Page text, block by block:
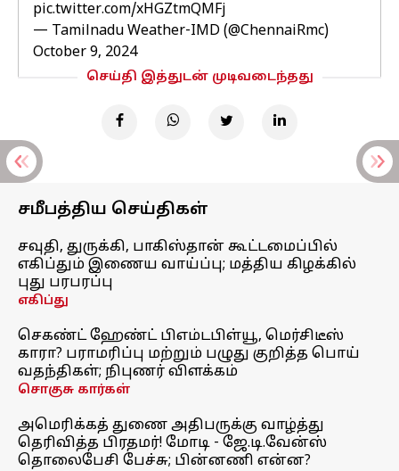
pic.twitter.com/xHGZtmQMFj
— Tamilnadu Weather-IMD (@ChennaiRmc)
October 9, 2024
செய்தி இத்துடன் முடிவடைந்தது
சமீபத்திய செய்திகள்
சவுதி, துருக்கி, பாகிஸ்தான் கூட்டமைப்பில்
எகிப்தும் இணைய வாய்ப்பு; மத்திய கிழக்கில்
புது பரபரப்பு
எகிப்து
செகண்ட் ஹேண்ட் பிஎம்டபிள்யூ, மெர்சிடீஸ்
காரா? பராமரிப்பு மற்றும் பழுது குறித்த பொய்
வதந்திகள்; நிபுணர் விளக்கம்
சொகுசு கார்கள்
அமெரிக்கத் துணை அதிபருக்கு வாழ்த்து
தெரிவித்த பிரதமர்! மோடி - ஜே.டி.வேன்ஸ்
தொலைபேசி பேச்சு; பின்னணி என்ன?